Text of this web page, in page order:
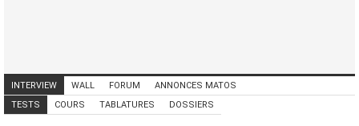
INTERVIEW WALL FORUM
ANNONCES MATOS
ANNONCES MUSICIENS
CONCERTS
TESTS COURS TABLATURES DOSSIERS